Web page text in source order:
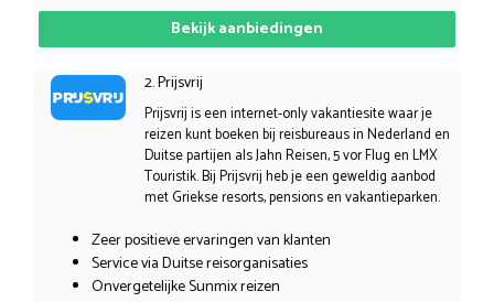
Bekijk aanbiedingen
2. Prijsvrij
Prijsvrij is een internet-only vakantiesite waar je
reizen kunt boeken bij reisbureaus in Nederland en
Duitse partijen als Jahn Reisen, 5 vor Flug en LMX
Touristik. Bij Prijsvrij heb je een geweldig aanbod
met Griekse resorts, pensions en vakantieparken.
Zeer positieve ervaringen van klanten
Service via Duitse reisorganisaties
Onvergetelijke Sunmix reizen